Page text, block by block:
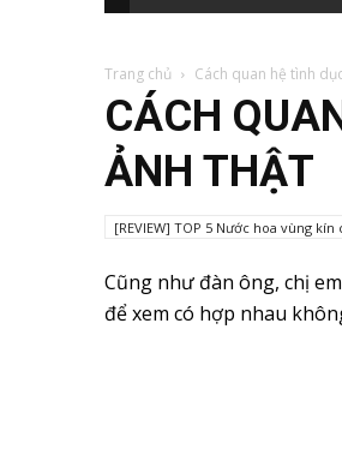
Trang chủ Cách quan hệ tình
CÁCH
ẢNH THẬT
[REVIEW] TOP 5 Nước hoa vùng
Cũng như đàn ông, chị
để xem có hợp nhau